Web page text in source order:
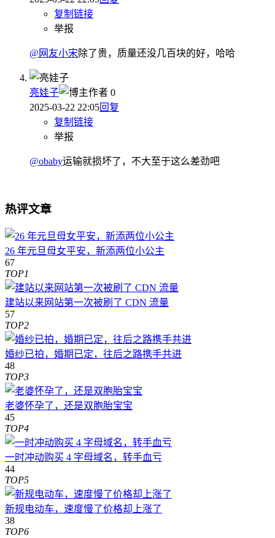
复制链接
举报
@网友小宋除了贵，质量还没几百块的好，哈哈
亮娃子 作者 0
2025-03-22 22:05回复
复制链接
举报
@obaby运输就损坏了，不大至于这么差劲吧
热评文章
26 年元旦母女平安，新添两位小公主
67
TOP1
建站以来网站第一次被刷了 CDN 流量
57
TOP2
婚纱已拍，婚期已定，往后之路携手共进
48
TOP3
老婆怀孕了，还是双胞胎宝宝
45
TOP4
一时冲动购买 4 字母域名，转手血亏
44
TOP5
新规电动车，速度慢了价格却上涨了
38
TOP6